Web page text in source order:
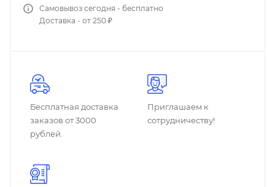
Самовывоз сегодня - бесплатно
Доставка - от 250 ₽
Бесплатная доставка
заказов от 3000
рублей.
Приглашаем к
сотрудничеству!